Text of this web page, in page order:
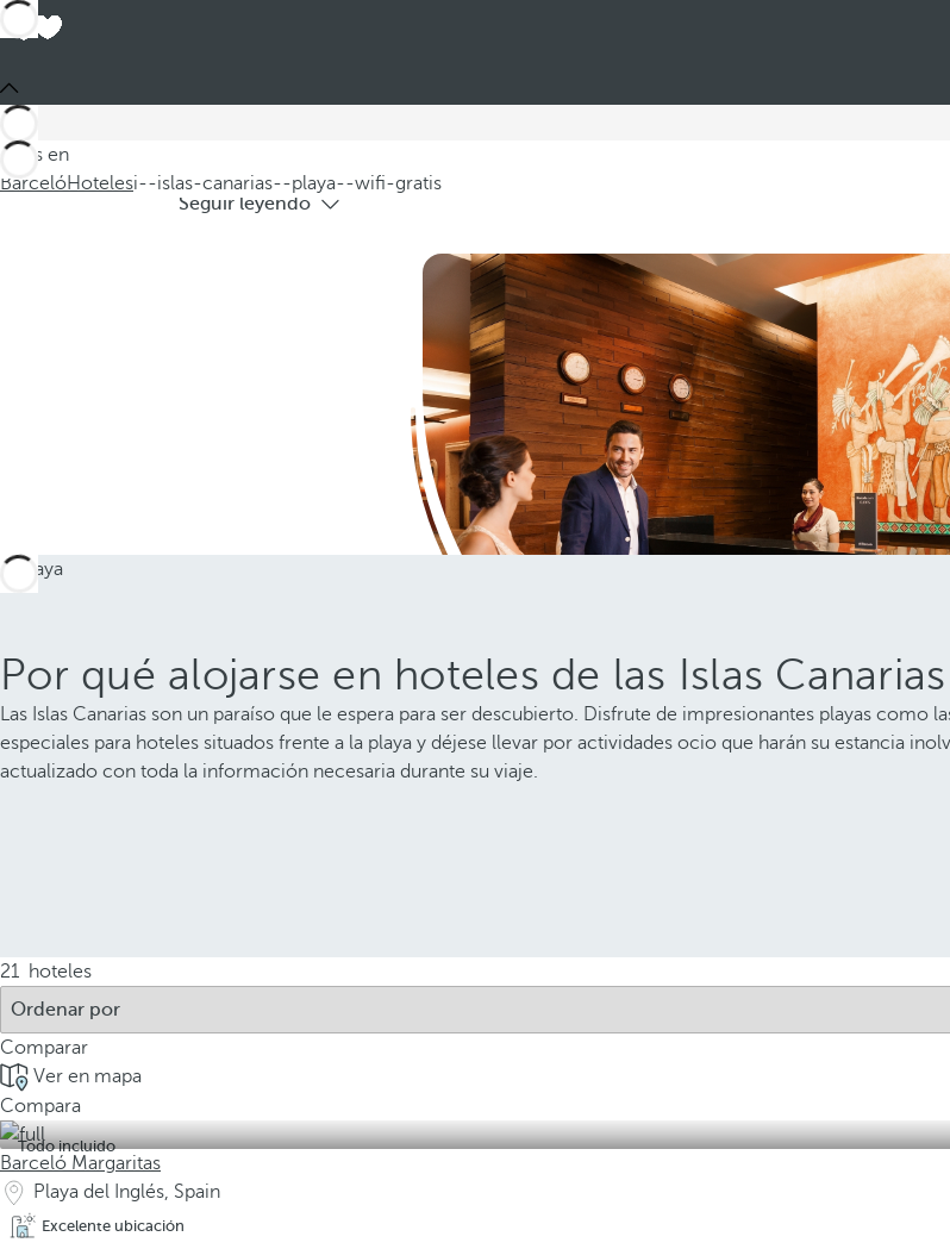
Estás en
BarcelóHotelesi--islas-canarias--playa--wifi-gratis
Hoteles en las Islas Canarias
Seguir leyendo
Por qué alojarse en hoteles de las Islas
Las Islas Canarias son un paraíso que le espera para ser descubierto. Disfrute de impresionantes playas
especiales para hoteles situados frente a la playa y déjese llevar por actividades ocio que harán su estancia
actualizado con toda la información necesaria durante su viaje.
21 hoteles
Comparar
Ver en mapa
Compara
Todo incluido
Barceló Margaritas
Playa del Inglés, Spain
Excelente ubicación